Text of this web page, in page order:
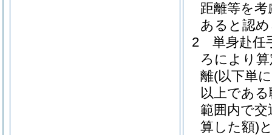
距離等を
あると認
2
単身赴任
ろにより
離(以下単
以上であ
範囲内で
算した額)